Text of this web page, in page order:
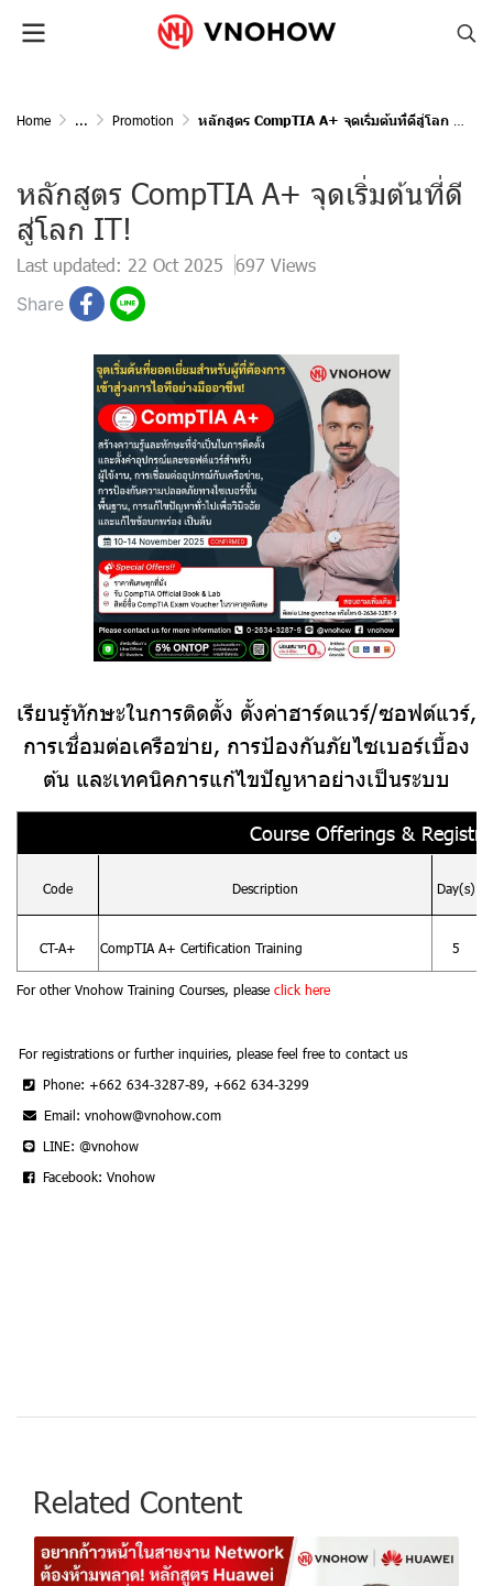
Home ... Promotion หลักสูตร CompTIA A+ จุดเริ่มต้นที่ดีสู่โลก IT!
หลักสูตร CompTIA A+ จุดเริ่มต้นที่ดี
สู่โลก IT!
Last updated: 22 Oct 2025 697 Views
Share
เรียนรู้ทักษะในการติดตั้ง ตั้งค่าฮาร์ดแวร์/ซอฟต์แวร์,
การเชื่อมต่อเครือข่าย, การป้องกันภัยไซเบอร์เบื้อง
ต้น และเทคนิคการแก้ไขปัญหาอย่างเป็นระบบ
Course Offerings &
Code Description Day(s)
CT-A+ CompTIA A+ Certification Training 5
For other Vnohow Training Courses, please click here
For registrations or further inquiries, please feel free to contact us
Phone: +662 634-3287-89, +662 634-3299
Email: vnohow@vnohow.com
LINE: @vnohow
Facebook: Vnohow
Related Content